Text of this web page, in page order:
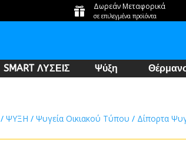
 Δωρεάν Μεταφορικά
σε επιλεγμένα προϊόντα
SMART ΛΥΣΕΙΣ Ψύξη
/ΨΥΞΗ /Ψυγεία Οικιακού Τύπου / Δίπορτα